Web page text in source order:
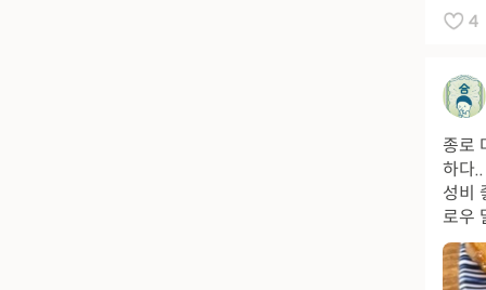
4
종로
하다
성비
로우